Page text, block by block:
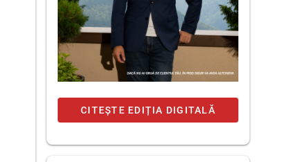
CITEȘTE EDIȚIA DIGITALĂ